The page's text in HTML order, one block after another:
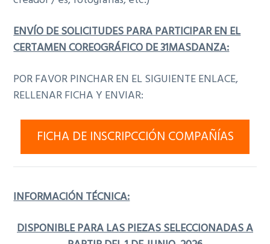
ENVÍO DE SOLICITUDES PARA PARTICIPAR EN EL
CERTAMEN COREOGRÁFICO DE 31MASDANZA:
POR FAVOR PINCHAR EN EL SIGUIENTE ENLACE,
RELLENAR FICHA Y ENVIAR:
FICHA DE INSCRIPCCIÓN COMPAÑÍAS
INFORMACIÓN TÉCNICA:
DISPONIBLE PARA LAS PIEZAS SELECCIONADAS A